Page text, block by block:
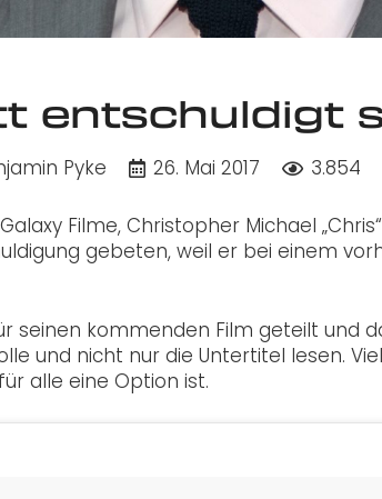
entschuldigt
Pyke 26. Mai 2017 3.854
Filme, Christopher Michael
gebeten, weil er bei einem
seinen kommenden Film geteilt und
und nicht nur die Untertitel lesen.
alle eine Option ist.